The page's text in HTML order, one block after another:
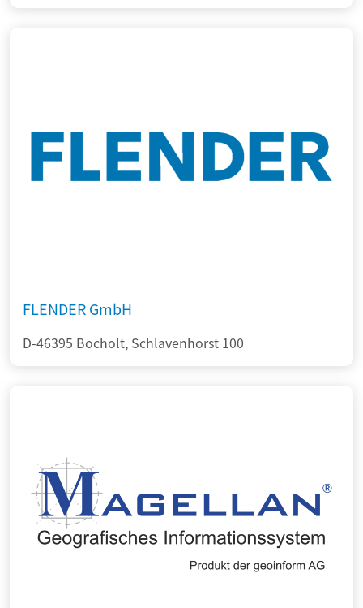
FLENDER GmbH
D-46395 Bocholt, Schlavenhorst 100